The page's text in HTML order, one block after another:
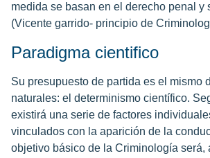
medida se basan en el derecho penal y
(Vicente garrido- principio de
Paradigma cientifico
Su presupuesto de partida es el mismo
naturales: el determinismo científico.
existirá una serie de factores
vinculados con la aparición de la
objetivo básico de la Criminología será,